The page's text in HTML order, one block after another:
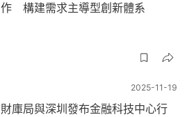
作 構建需求主導型創新體系
2025-11-19
財庫局與深圳發布金融科技中心行